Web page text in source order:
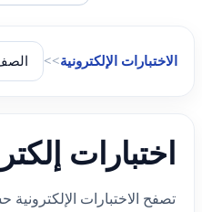
الاختبارات الإلكترونية>>
اختبارات
تصفح الاختبارات